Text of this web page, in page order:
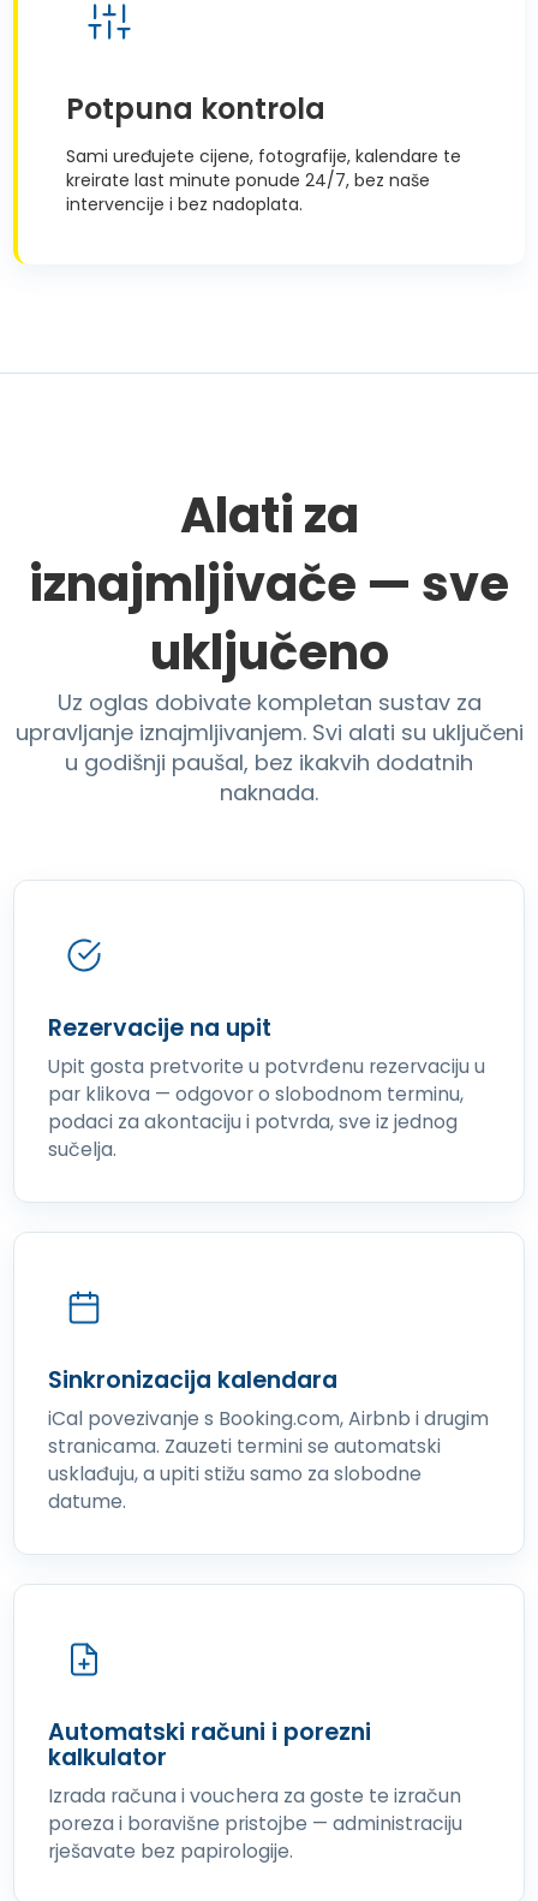
Potpuna kontrola
Sami uređujete cijene, fotografije, kalendare te
kreirate last minute ponude 24/7, bez naše
intervencije i bez nadoplata.
Alati za
iznajmljivače — sve
uključeno
Uz oglas dobivate kompletan sustav za
upravljanje iznajmljivanjem. Svi alati su uključeni
u godišnji paušal, bez ikakvih dodatnih
naknada.
Rezervacije na upit
Upit gosta pretvorite u potvrđenu rezervaciju u
par klikova — odgovor o slobodnom terminu,
podaci za akontaciju i potvrda, sve iz jednog
sučelja.
Sinkronizacija kalendara
iCal povezivanje s Booking.com, Airbnb i drugim
stranicama. Zauzeti termini se automatski
usklađuju, a upiti stižu samo za slobodne
datume.
Automatski računi i porezni
kalkulator
Izrada računa i vouchera za goste te izračun
poreza i boravišne pristojbe — administraciju
rješavate bez papirologije.